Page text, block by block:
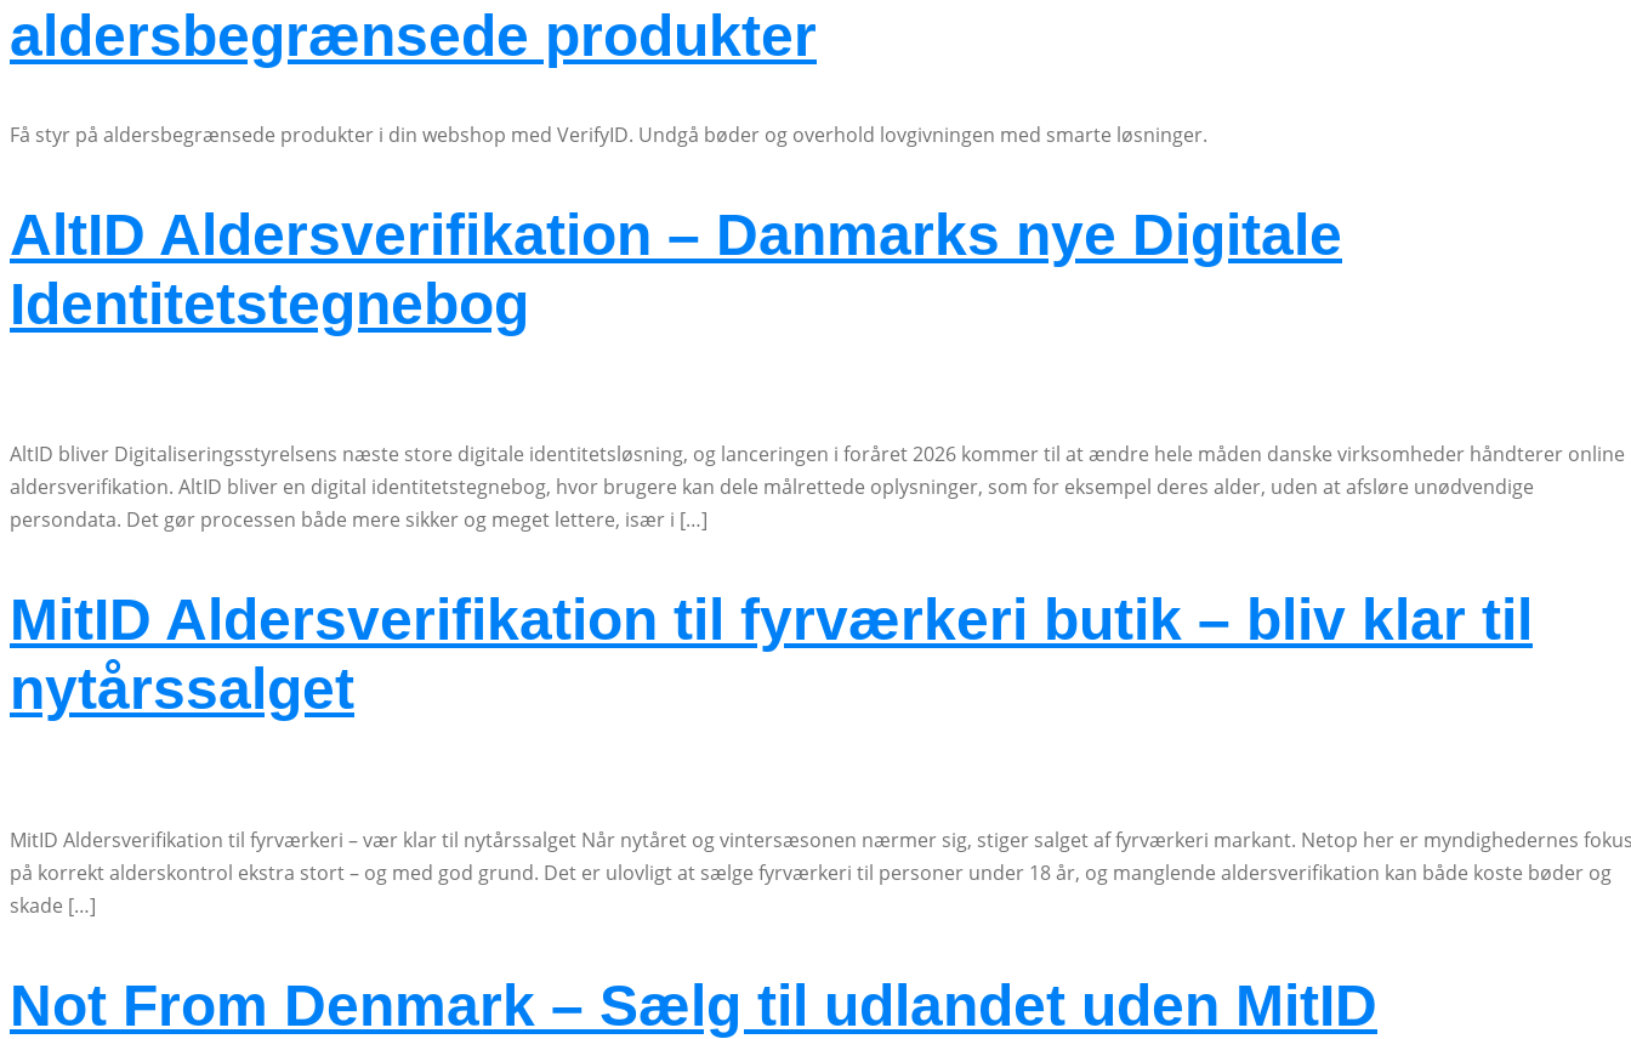
aldersbegrænsede produkter
Få styr på aldersbegrænsede produkter i din webshop med VerifyID. Undgå bøder og overhold lovgivningen med smarte løsninger.
AltID Aldersverifikation – Danmarks nye Digitale
Identitetstegnebog
AltID bliver Digitaliseringsstyrelsens næste store digitale identitetsløsning, og lanceringen i foråret 2026 kommer til at ændre hele måden danske virksomheder håndterer online
aldersverifikation. AltID bliver en digital identitetstegnebog, hvor brugere kan dele målrettede oplysninger, som for eksempel deres alder, uden at afsløre unødvendige
persondata. Det gør processen både mere sikker og meget lettere, især i […]
MitID Aldersverifikation til fyrværkeri butik – bliv klar til
nytårssalget
MitID Aldersverifikation til fyrværkeri – vær klar til nytårssalget Når nytåret og vintersæsonen nærmer sig, stiger salget af fyrværkeri markant. Netop her er myndighedernes
på korrekt alderskontrol ekstra stort – og med god grund. Det er ulovligt at sælge fyrværkeri til personer under 18 år, og manglende aldersverifikation kan både koste bøder og
skade […]
Not From Denmark – Sælg til udlandet uden MitID